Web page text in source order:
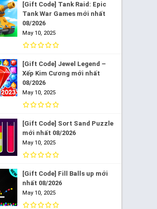
[Gift Code] Tank Raid: Epic
Tank War Games mới nhất
08/2026
May 10, 2025
[Gift Code] Jewel Legend –
Xếp Kim Cương mới nhất
08/2026
May 10, 2025
[Gift Code] Sort Sand Puzzle
mới nhất 08/2026
May 10, 2025
[Gift Code] Fill Balls up mới
nhất 08/2026
May 10, 2025